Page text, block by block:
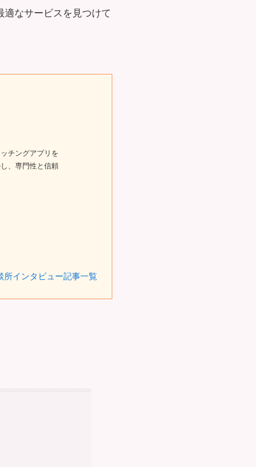
なサービスを見つけて
チングアプリを
、専門性と信頼
所インタビュー記事一覧